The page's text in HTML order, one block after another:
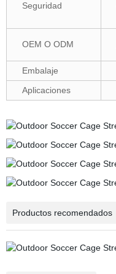
Seguridad
OEM O ODM
Embalaje
Aplicaciones
Productos recomendados